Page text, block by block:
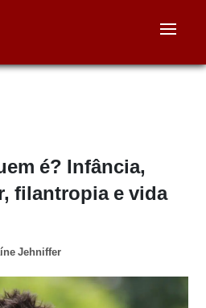
é? Infância,
filantropia e vida
Jehniffer